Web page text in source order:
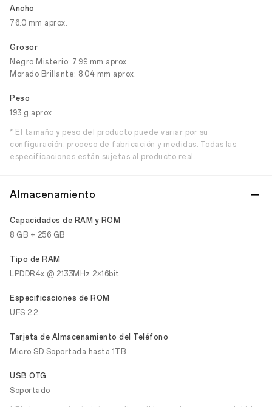
Ancho
76.0 mm aprox.
Grosor
Negro Misterio: 7.99 mm aprox.
Morado Brillante: 8.04 mm aprox.
Peso
193 g aprox.
* El tamaño y peso del producto puede variar por su
configuración, proceso de fabricación y medidas. Todas las
especificaciones están sujetas al producto real.
Almacenamiento
Capacidades de RAM y ROM
8 GB + 256 GB
Tipo de RAM
LPDDR4x @ 2133MHz 2×16bit
Especificaciones de ROM
UFS 2.2
Tarjeta de Almacenamiento del Teléfono
Micro SD Soportada hasta 1TB
USB OTG
Soportado